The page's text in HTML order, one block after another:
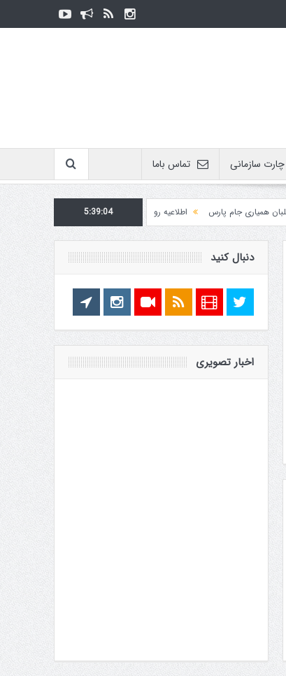
چارت سازمانی تماس باما
جام پارس
اطلاعیه روابط عمومی در مورد برگزاری مسابقات فدراسیون
5:39:04
دنبال کنید
اخبار تصویری